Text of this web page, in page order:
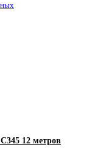
12 метров